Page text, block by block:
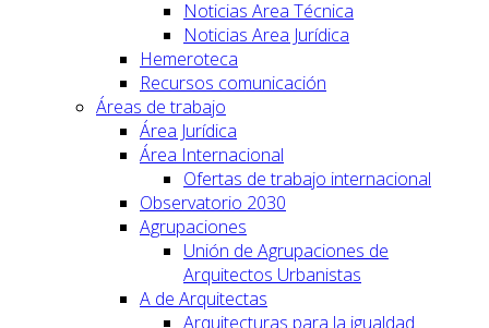
Noticias Area Técnica
Noticias Area Jurídica
Hemeroteca
Recursos comunicación
Áreas de trabajo
Área Jurídica
Área Internacional
Ofertas de trabajo internacional
Observatorio 2030
Agrupaciones
Unión de Agrupaciones de
Arquitectos Urbanistas
A de Arquitectas
Arquitecturas para la igualdad